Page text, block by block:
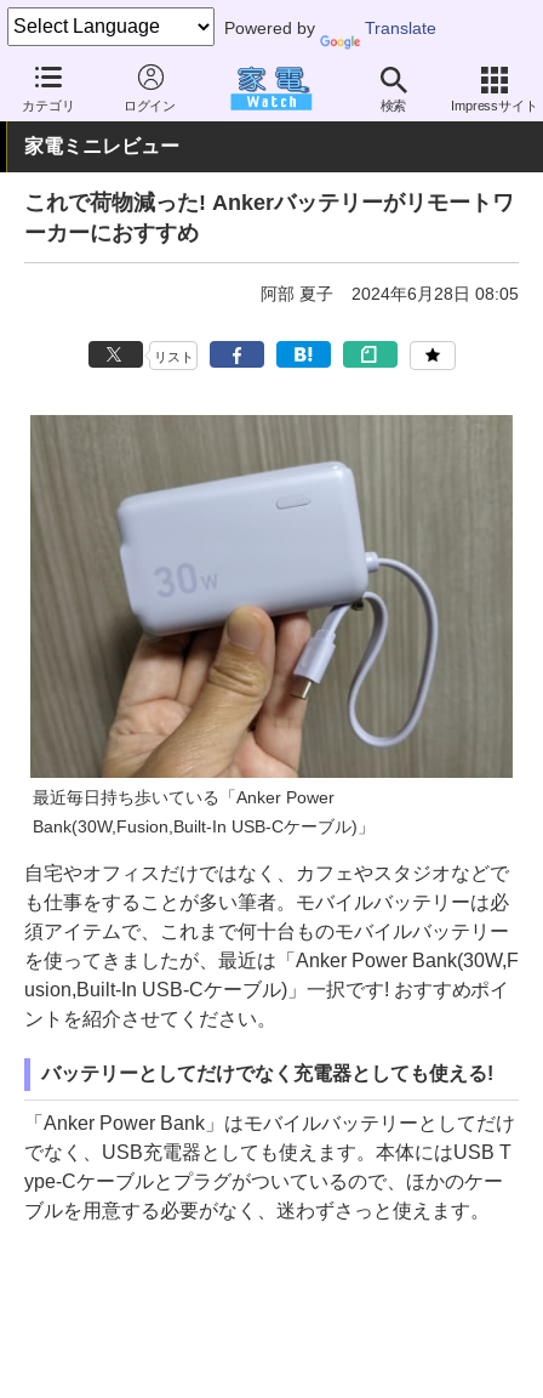
Powered by Translate
カテゴリ ログイン 検索 Impressサイト
家電 Watch 生活家電 電池・タップ モバイルバッテリー
家電ミニレビュー
これで荷物減った! Ankerバッテリーがリモートワ
ーカーにおすすめ
阿部 夏子 2024年6月28日 08:05
リスト
最近毎日持ち歩いている「Anker Power
Bank(30W,Fusion,Built-In USB-Cケーブル)」
自宅やオフィスだけではなく、カフェやスタジオなどで
も仕事をすることが多い筆者。モバイルバッテリーは必
須アイテムで、これまで何十台ものモバイルバッテリー
を使ってきましたが、最近は「Anker Power Bank(30W,F
usion,Built-In USB-Cケーブル)」一択です! おすすめポイ
ントを紹介させてください。
バッテリーとしてだけでなく充電器としても使える!
「Anker Power Bank」はモバイルバッテリーとしてだけ
でなく、USB充電器としても使えます。本体にはUSB T
ype-Cケーブルとプラグがついているので、ほかのケー
ブルを用意する必要がなく、迷わずさっと使えます。